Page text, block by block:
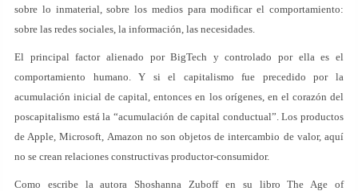
sobre lo inmaterial, sobre los medios para modificar el comportamiento:
sobre las redes sociales, la información, las necesidades.
El principal factor alienado por BigTech y controlado por ella es el
comportamiento humano. Y si el capitalismo fue precedido por la
acumulación inicial de capital, entonces en los orígenes, en el corazón del
poscapitalismo está la “acumulación de capital conductual”. Los productos
de Apple, Microsoft, Amazon no son objetos de intercambio de valor, aquí
no se crean relaciones constructivas productor-consumidor.
Como escribe la autora Shoshanna Zuboff en su libro The Age of